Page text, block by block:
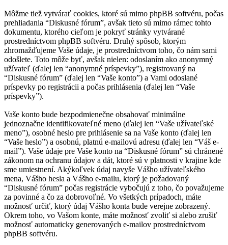
Môžme tiež vytvárať cookies, ktoré sú mimo phpBB softvéru, počas
prehliadania “Diskusné fórum”, avšak tieto sú mimo rámec tohto
dokumentu, ktorého cieľom je pokryť stránky vytvárané
prostredníctvom phpBB softvéru. Druhý spôsob, ktorým
zhromažďujeme Vaše údaje, je prostredníctvom toho, čo nám sami
odošlete. Toto môže byť, avšak nielen: odoslaním ako anonymný
užívateľ (ďalej len “anonymné príspevky”), registrovaný na
“Diskusné fórum” (ďalej len “Vaše konto”) a Vami odoslané
príspevky po registrácii a počas prihlásenia (ďalej len “Vaše
príspevky”).
Vaše konto bude bezpodmienečne obsahovať minimálne
jednoznačne identifikovateľné meno (ďalej len “Vaše užívateľské
meno”), osobné heslo pre prihlásenie sa na Vaše konto (ďalej len
“Vaše heslo”) a osobnú, platnú e-mailovú adresu (ďalej len “Váš e-
mail”). Vaše údaje pre Vaše konto na “Diskusné fórum” sú chránené
zákonom na ochranu údajov a dát, ktoré sú v platnosti v krajine kde
sme umiestnení. Akýkoľvek údaj navyše Vášho užívateľského
mena, Vášho hesla a Vášho e-mailu, ktorý je požadovaný
“Diskusné fórum” počas registrácie vybočujú z toho, čo považujeme
za povinné a čo za dobrovoľné. Vo všetkých prípadoch, máte
možnosť určiť, ktorý údaj Vášho konta bude verejne zobrazený.
Okrem toho, vo Vašom konte, máte možnosť zvoliť si alebo zrušiť
možnosť automaticky generovaných e-mailov prostredníctvom
phpBB softvéru.